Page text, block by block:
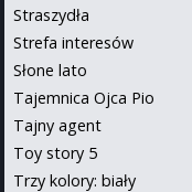
Straszydła
Strefa interesów
Słone lato
Tajemnica Ojca Pio
Tajny agent
Toy story 5
Trzy kolory: biały